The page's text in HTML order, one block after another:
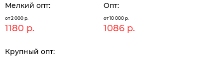
Мелкий опт:
от 2 000 р.
1180 р.
Опт:
от 10 000 р.
1086 р.
Крупный опт: